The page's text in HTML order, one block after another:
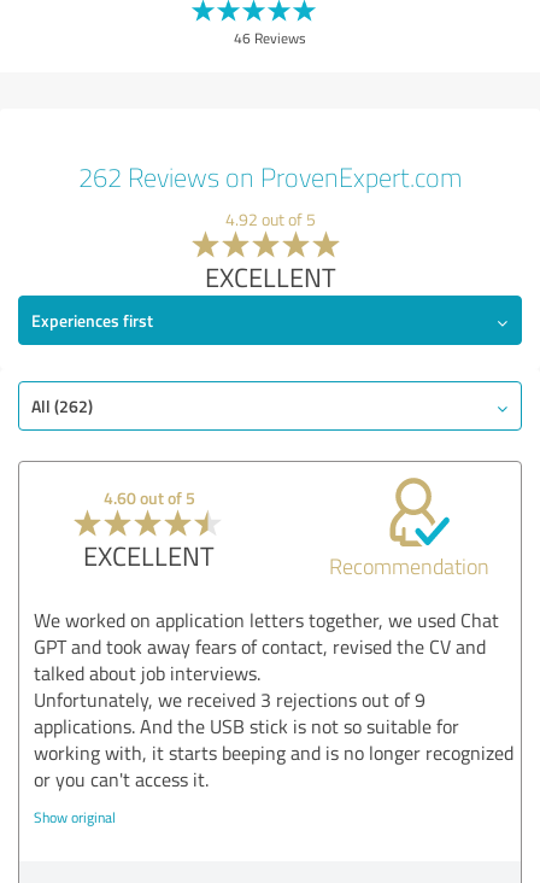
46 Reviews
262 Reviews on ProvenExpert.com
4.92 out of 5
EXCELLENT
Experiences first
All (262)
4.60 out of 5
EXCELLENT Recommendation
We worked on application letters together, we used Chat
GPT and took away fears of contact, revised the CV and
talked about job interviews.
Unfortunately, we received 3 rejections out of 9
applications. And the USB stick is not so suitable for
working with, it starts beeping and is no longer recognized
or you can't access it.
Show original